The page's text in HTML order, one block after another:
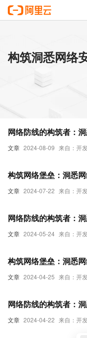
构筑洞悉网络
文章 2024-08-09 来自：开
网络防线的构筑者：
文章 2024-07-22 来自：开
构筑网络堡垒：洞悉
文章 2024-05-24 来自：开
网络防线的构筑者：
文章 2024-04-25 来自：开
构筑网络堡垒：洞悉
文章 2024-04-22 来自：开
网络防线的构筑者：